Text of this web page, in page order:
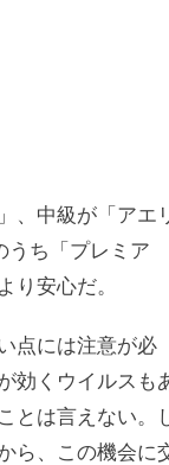
、中級が「アエ
うち「プレミア
り安心だ。
点には注意が必
効くウイルスも
とは言えない。
ら、この機会に